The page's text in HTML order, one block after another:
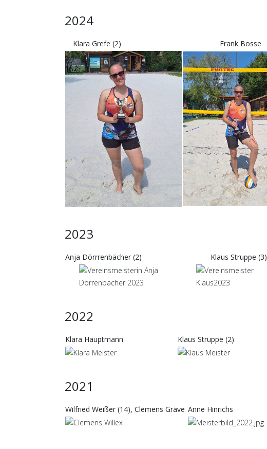
2024
Klara Grefe (2) Frank Bosse
2023
Anja Dörrrenbächer (2) Klaus Struppe (3)
2022
Klara Hauptmann Klaus Struppe (2)
2021
Wilfried Weißer (14), Clemens Gräve Anne Hinrichs